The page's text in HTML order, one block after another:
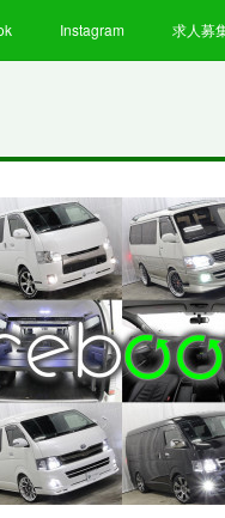
Instagram 求人募